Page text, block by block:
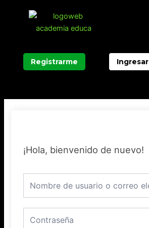
Registrarme Ingresar
¡Hola, bienvenido de nuevo!